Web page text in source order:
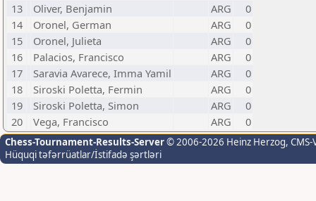
13
Oliver, Benjamin ARG
0
14
Oronel, German ARG
0
15
Oronel, Julieta ARG
0
16
Palacios, Francisco ARG
0
17
Saravia Avarece, Imma Yamil ARG
0
18
Siroski Poletta, Fermin ARG
0
19
Siroski Poletta, Simon ARG
0
20
Vega, Francisco ARG 0
Chess-Tournament-Results-Server© 2006-2026 Heinz Herzog,
Hüquqi təfərrüatlar/İstifadə şərtləri